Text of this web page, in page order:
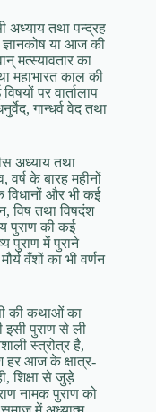
अध्याय तथा पन्द्रह
या आज की
मत्स्यावतार का
महाभारत काल की
पर वार्तालाप
गान्धर्व वेद तथा
अध्याय तथा
के बारह महीनों
विधानों और भी कई
विष तथा विषदंश
पुराण की कई
पुराण में पुराने
वँशों का भी वर्णन
की कथाओं का
इसी पुराण से ली
स्त्रोत्र है,
हर आज के क्षात्र-
शिक्षा से जुड़े
नामक पुराण को